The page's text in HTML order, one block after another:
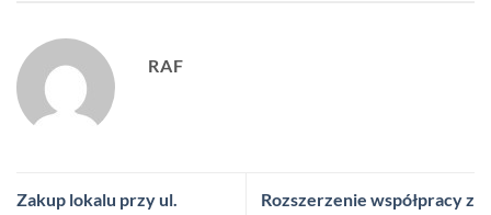
RAF
Zakup lokalu przy ul.
Rozszerzenie współpracy z